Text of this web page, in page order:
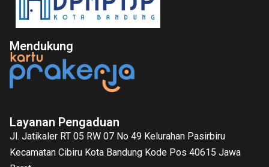
Mendukung
Layanan Pengaduan
Jl. Jatikaler RT 05 RW 07 No 49 Kelurahan Pasirbiru
Kecamatan Cibiru Kota Bandung Kode Pos 40615 Jawa